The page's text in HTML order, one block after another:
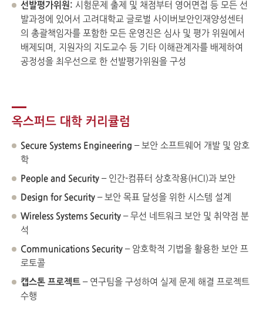
선발평가위원: 시험문제 출제 및 채점부터 영어면접 등 모든 선
발과정에 있어서 고려대학교 글로벌 사이버보안인재양성센터
의 총괄책임자를 포함한 모든 운영진은 심사 및 평가 위원에서
배제되며, 지원자의 지도교수 등 기타 이해관계자를 배제하여
공정성을 최우선으로 한 선발평가위원을 구성
옥스퍼드 대학 커리큘럼
Secure Systems Engineering – 보안 소프트웨어 개발 및 암호
학
People and Security – 인간-컴퓨터 상호작용(HCI)과 보안
Design for Security – 보안 목표 달성을 위한 시스템 설계
Wireless Systems Security – 무선 네트워크 보안 및 취약점 분
석
Communications Security – 암호학적 기법을 활용한 보안 프
로토콜
캡스톤 프로젝트 – 연구팀을 구성하여 실제 문제 해결 프로젝트
수행